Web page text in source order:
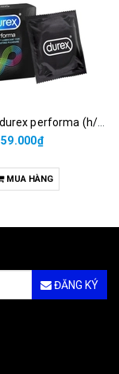
59.000₫
MUA HÀNG
ĐĂNG KÝ